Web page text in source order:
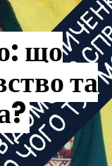
що
та